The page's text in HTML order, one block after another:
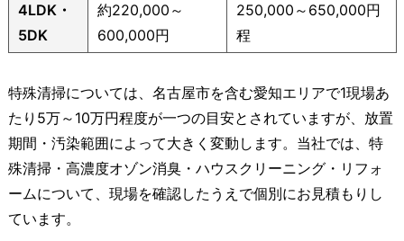
4LDK・
5DK
約220,000～
600,000円
250,000～650,000円
程
特殊清掃については、名古屋市を含む愛知エリアで1現場あ
たり5万～10万円程度が一つの目安とされていますが、放置
期間・汚染範囲によって大きく変動します。当社では、特
殊清掃・高濃度オゾン消臭・ハウスクリーニング・リフォ
ームについて、現場を確認したうえで個別にお見積もりし
ています。